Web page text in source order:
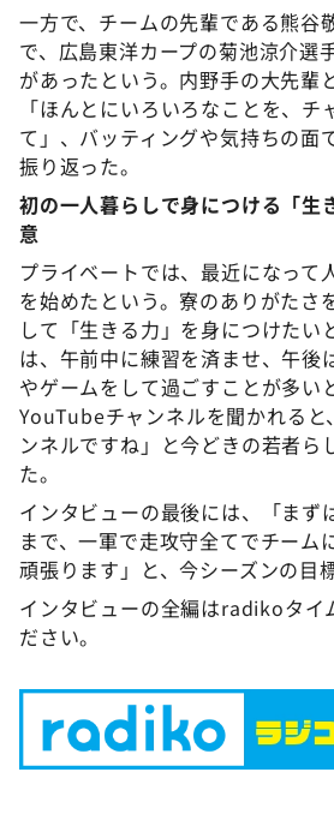
一方で、チームの先輩である熊谷
で、広島東洋カープの菊池涼介選
があったという。内野手の大先輩
「ほんとにいろいろなことを、チ
て」、バッティングや気持ちの面
振り返った。
初の一人暮らしで身につける「生
意
プライベートでは、最近になって
を始めたという。寮のありがたさ
して「生きる力」を身につけたい
は、午前中に練習を済ませ、午後
やゲームをして過ごすことが多い
YouTubeチャンネルを聞かれると
ンネルですね」と今どきの若者ら
た。
インタビューの最後には、「まず
まで、一軍で走攻守全てでチーム
頑張ります」と、今シーズンの目
インタビューの全編はradikoタイ
ださい。